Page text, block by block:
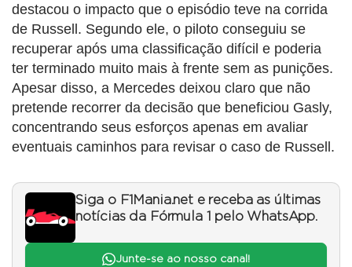
destacou o impacto que o episódio teve na corrida
de Russell. Segundo ele, o piloto conseguiu se
recuperar após uma classificação difícil e poderia
ter terminado muito mais à frente sem as punições.
Apesar disso, a Mercedes deixou claro que não
pretende recorrer da decisão que beneficiou Gasly,
concentrando seus esforços apenas em avaliar
eventuais caminhos para revisar o caso de Russell.
Siga o F1Mania.net e receba as últimas
notícias da Fórmula 1 pelo WhatsApp.
Junte-se ao nosso canal!